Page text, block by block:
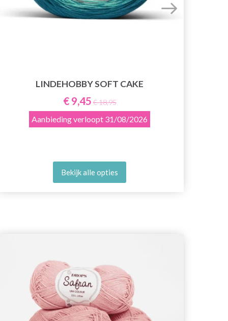
LINDEHOBBY SOFT CAKE
€ 9,45 € 18,95
Aanbieding verloopt 31/08/2026
Bekijk alle opties